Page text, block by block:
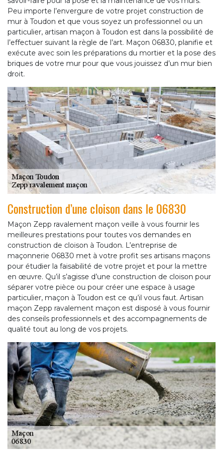
Peu importe l’envergure de votre projet construction de
mur à Toudon et que vous soyez un professionnel ou un
particulier, artisan maçon à Toudon est dans la possibilité de
l’effectuer suivant la règle de l’art. Maçon 06830, planifie et
exécute avec soin les préparations du mortier et la pose des
briques de votre mur pour que vous jouissez d’un mur bien
droit.
Construction d’une cloison dans le 06830
Maçon Zepp ravalement maçon veille à vous fournir les
meilleures prestations pour toutes vos demandes en
construction de cloison à Toudon. L’entreprise de
maçonnerie 06830 met à votre profit ses artisans maçons
pour étudier la faisabilité de votre projet et pour la mettre
en œuvre. Qu’il s’agisse d’une construction de cloison pour
séparer votre pièce ou pour créer une espace à usage
particulier, maçon à Toudon est ce qu’il vous faut. Artisan
maçon Zepp ravalement maçon est disposé à vous fournir
des conseils professionnels et des accompagnements de
qualité tout au long de vos projets.